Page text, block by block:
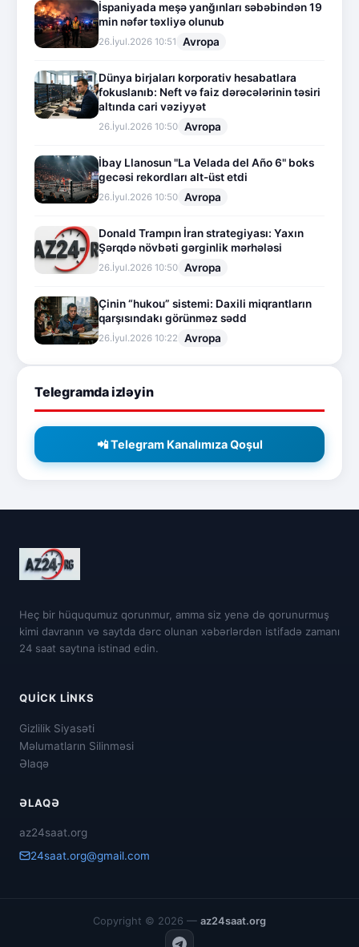
İspaniyada meşə yanğınları səbəbindən 19
min nəfər təxliyə olunub
26.İyul.2026 10:51 Avropa
Dünya birjaları korporativ hesabatlara
fokuslanıb: Neft və faiz dərəcələrinin təsiri
altında cari vəziyyət
26.İyul.2026 10:50 Avropa
İbay Llanosun "La Velada del Año 6" boks
gecəsi rekordları alt-üst etdi
26.İyul.2026 10:50 Avropa
Donald Trampın İran strategiyası: Yaxın
Şərqdə növbəti gərginlik mərhələsi
26.İyul.2026 10:50 Avropa
Çinin “hukou” sistemi: Daxili miqrantların
qarşısındakı görünməz sədd
26.İyul.2026 10:22 Avropa
Telegramda izləyin
📲 Telegram Kanalımıza Qoşul
Heç bir hüququmuz qorunmur, amma siz yenə də qorunurmuş
kimi davranın və saytda dərc olunan xəbərlərdən istifadə zamanı
24 saat saytına istinad edin.
QUICK LINKS
Gizlilik Siyasəti
Məlumatların Silinməsi
Əlaqə
ƏLAQƏ
az24saat.org
24saat.org@gmail.com
Copyright © 2026 — az24saat.org